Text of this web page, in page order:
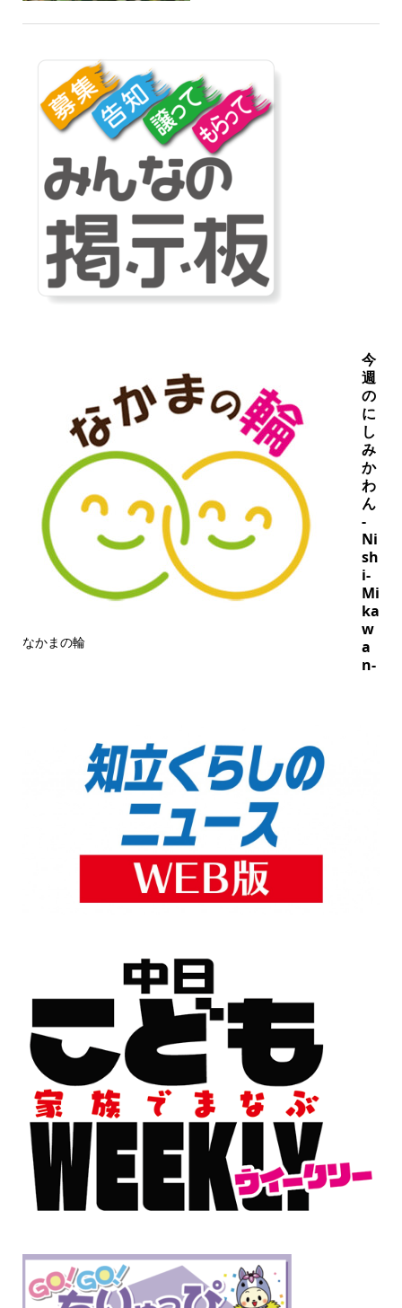
なかまの輪
今
週
の
に
し
み
か
わ
ん
-
Ni
sh
i-
Mi
ka
w
a
n-